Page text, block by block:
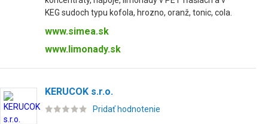
KEG sudoch typu kofola, hrozno, oranž, tonic, cola.
www.simea.sk
www.limonady.sk
KERUCOK s.r.o.
Pridať hodnotenie